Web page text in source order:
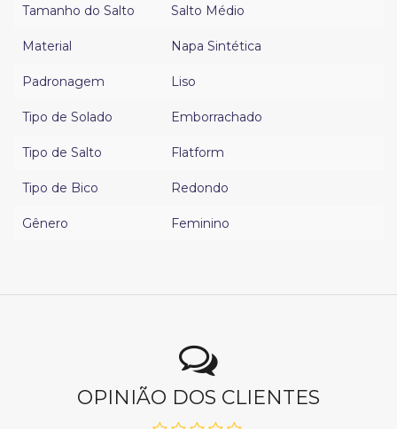
Tamanho do Salto Salto Médio
Material Napa Sintética
Padronagem Liso
Tipo de Solado Emborrachado
Tipo de Salto Flatform
Tipo de Bico Redondo
Gênero Feminino
OPINIÃO DOS CLIENTES